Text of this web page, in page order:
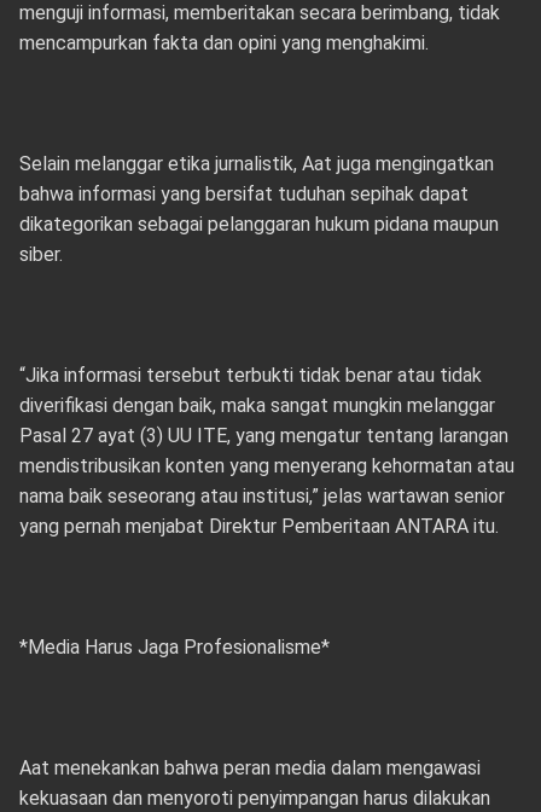
menguji informasi, memberitakan secara berimbang, tidak
mencampurkan fakta dan opini yang menghakimi.
Selain melanggar etika jurnalistik, Aat juga mengingatkan
bahwa informasi yang bersifat tuduhan sepihak dapat
dikategorikan sebagai pelanggaran hukum pidana maupun
siber.
“Jika informasi tersebut terbukti tidak benar atau tidak
diverifikasi dengan baik, maka sangat mungkin melanggar
Pasal 27 ayat (3) UU ITE, yang mengatur tentang larangan
mendistribusikan konten yang menyerang kehormatan atau
nama baik seseorang atau institusi,” jelas wartawan senior
yang pernah menjabat Direktur Pemberitaan ANTARA itu.
*Media Harus Jaga Profesionalisme*
Aat menekankan bahwa peran media dalam mengawasi
kekuasaan dan menyoroti penyimpangan harus dilakukan